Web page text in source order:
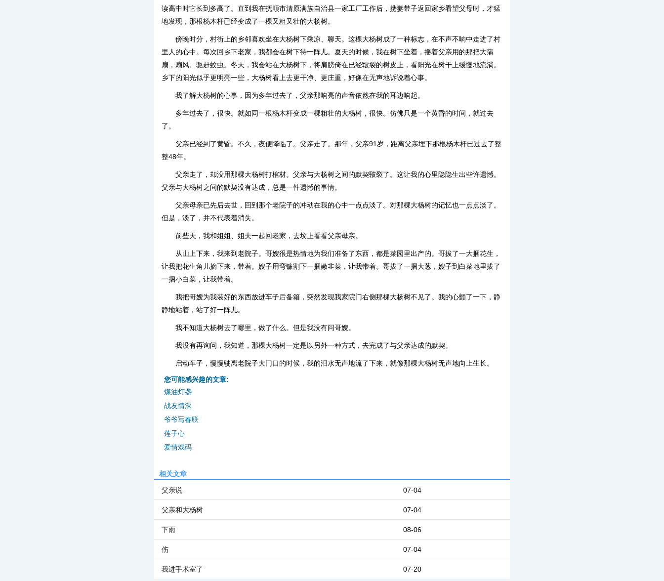
读高中时它长到多高了。直到我在抚顺市清原满族自治县一家工厂工作后，携妻带子返回家乡看望父母时，才猛
地发现，那根杨木杆已经变成了一棵又粗又壮的大杨树。
傍晚时分，村街上的乡邻喜欢坐在大杨树下乘凉、聊天。这棵大杨树成了一种标志，在不声不响中走进了村
里人的心中。每次回乡下老家，我都会在树下待一阵儿。夏天的时候，我在树下坐着，摇着父亲用的那把大蒲
扇，扇风、驱赶蚊虫。冬天，我会站在大杨树下，将肩膀倚在已经皲裂的树皮上，看阳光在树干上缓慢地流淌。
乡下的阳光似乎更明亮一些，大杨树看上去更干净、更庄重，好像在无声地诉说着心事。
我了解大杨树的心事，因为多年过去了，父亲那响亮的声音依然在我的耳边响起。
多年过去了，很快。就如同一根杨木杆变成一棵粗壮的大杨树，很快。仿佛只是一个黄昏的时间，就过去
了。
父亲已经到了黄昏。不久，夜便降临了。父亲走了。那年，父亲91岁，距离父亲埋下那根杨木杆已过去了整
整48年。
父亲走了，却没用那棵大杨树打棺材。父亲与大杨树之间的默契皲裂了。这让我的心里隐隐生出些许遗憾。
父亲与大杨树之间的默契没有达成，总是一件遗憾的事情。
父亲母亲已先后去世，回到那个老院子的冲动在我的心中一点点淡了。对那棵大杨树的记忆也一点点淡了。
但是，淡了，并不代表着消失。
前些天，我和姐姐、姐夫一起回老家，去坟上看看父亲母亲。
从山上下来，我来到老院子。哥嫂很是热情地为我们准备了东西，都是菜园里出产的。哥拔了一大捆花生，
让我把花生角儿摘下来，带着。嫂子用弯镰割下一捆嫩韭菜，让我带着。哥拔了一捆大葱，嫂子到白菜地里拔了
一捆小白菜，让我带着。
我把哥嫂为我装好的东西放进车子后备箱，突然发现我家院门右侧那棵大杨树不见了。我的心颤了一下，静
静地站着，站了好一阵儿。
我不知道大杨树去了哪里，做了什么。但是我没有问哥嫂。
我没有再询问，我知道，那棵大杨树一定是以另外一种方式，去完成了与父亲达成的默契。
启动车子，慢慢驶离老院子大门口的时候，我的泪水无声地流了下来，就像那棵大杨树无声地向上生长。
您可能感兴趣的文章:
煤油灯盏
战友情深
爷爷写春联
莲子心
爱情戏码
相关文章
07-04
父亲说
07-04
父亲和大杨树
08-06
下雨
07-04
伤
07-20
我进手术室了